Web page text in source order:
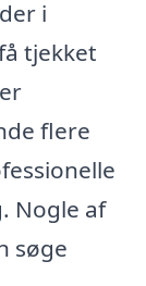
i
tjekket
flere
Nogle af
søge